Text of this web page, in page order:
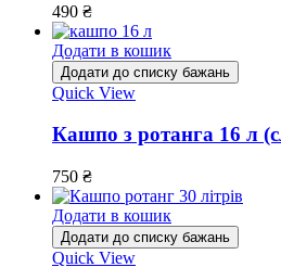
490 ₴
Додати в кошик
Додати до списку бажань
Quick View
Кашпо з ротанга 16 л
750 ₴
Додати в кошик
Додати до списку бажань
Quick View